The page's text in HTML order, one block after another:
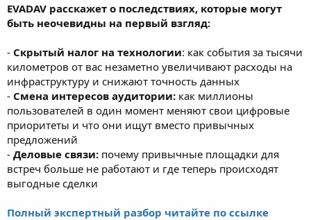
EVADAV расскажет о последствиях, которые могут
быть неочевидны на первый взгляд:
- Скрытый налог на технологии: как события за тысячи
километров от вас незаметно увеличивают расходы на
инфраструктуру и снижают точность данных
- Смена интересов аудитории: как миллионы
пользователей в один момент меняют свои цифровые
приоритеты и что они ищут вместо привычных
предложений
- Деловые связи: почему привычные площадки для
встреч больше не работают и где теперь происходят
выгодные сделки
Полный экспертный разбор читайте по ссылке